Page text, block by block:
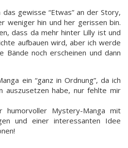
gewisse “Etwas” an der Story,
weniger hin und her gerissen bin.
dass da mehr hinter Lilly ist und
aufbauen wird, aber ich werde
Bände noch erscheinen und dann
ein “ganz in Ordnung”, da ich
auszusetzen habe, nur fehlte mir
humorvoller Mystery-Manga mit
und einer interessanten Idee